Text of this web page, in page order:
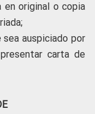
en original o copia
auspiciado por
carta de